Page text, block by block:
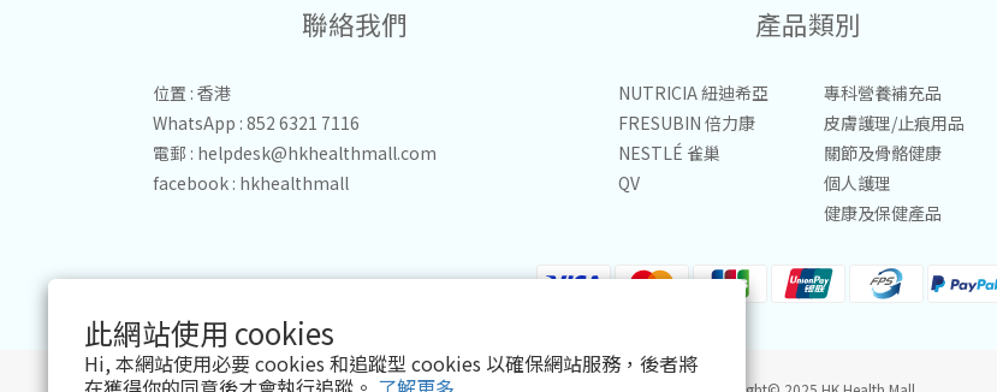
此網站使用 cookies
Hi, 本網站使用必要 cookies 和追蹤型 cookies 以確保網站服務，後者將
聯絡我們
位置 : 香港
WhatsApp : 852 6321 7116
電郵 : helpdesk@hkhealthmall.com
facebook : hkhealthmall
產品類別
NUTRICIA 紐迪希亞
FRESUBIN 倍力康
NESTLÉ 雀巢
QV
專科營養補充品
皮膚護理/止痕用品
關節及骨骼健康
個人護理
健康及保健產品